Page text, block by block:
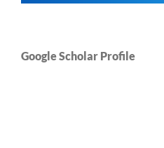
Google Scholar Profile